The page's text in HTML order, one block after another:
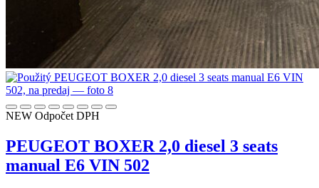
NEW Odpočet DPH
PEUGEOT BOXER 2,0 diesel 3 seats
manual E6 VIN 502